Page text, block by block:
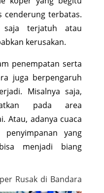
cenderung terbatas.
saja terjatuh atau
kerusakan.
penempatan serta
juga berpengaruh
Misalnya saja,
pada area
Atau, adanya cuaca
yang
menjadi biang
Rusak di Bandara